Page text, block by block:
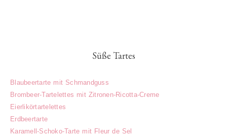
Süße Tartes
Blaubeertarte mit Schmandguss
Brombeer-Tartelettes mit Zitronen-Ricotta-Creme
Eierlikörtartelettes
Erdbeertarte
Karamell-Schoko-Tarte mit Fleur de Sel